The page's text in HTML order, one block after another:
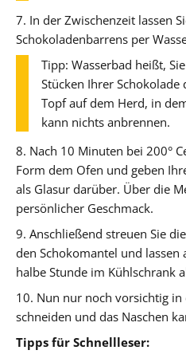
7. In der Zwischenzeit lassen
Schokoladenbarrens per
Tipp: Wasserbad heißt,
Stücken Ihrer
Topf auf dem Herd, in
kann nichts anbrennen.
8. Nach 10 Minuten bei 200°
Form dem Ofen und geben
als Glasur darüber. Über die
persönlicher Geschmack.
9. Anschließend streuen Sie
den Schokomantel und
halbe Stunde im Kühlschrank
10. Nun nur noch vorsichtig in
schneiden und das Naschen
Tipps für Schnellleser: